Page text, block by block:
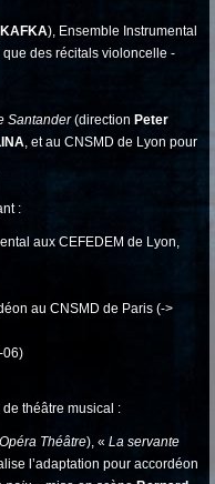
), Ensemble Instrumental
des récitals violoncelle -
Santander(direction Peter
, et au CNSMD de Lyon pour
:
aux CEFEDEM de Lyon,
au CNSMD de Paris (->
06)
théâtre musical :
Théâtre), « La servante
l’adaptation pour accordéon